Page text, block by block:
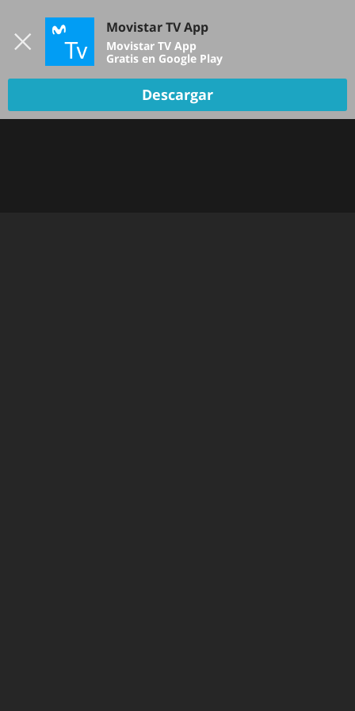
TV EN VIVO
Movistar TV App
Movistar TV App
Gratis en Google Play
Descargar